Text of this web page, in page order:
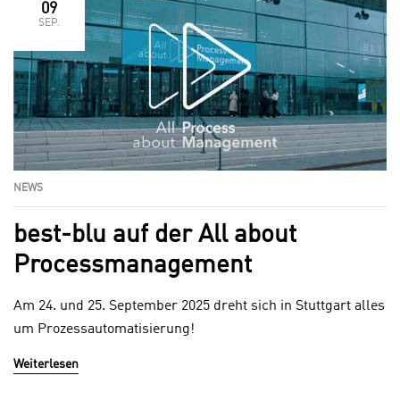
09
SEP.
NEWS
best-blu auf der All about
Processmanagement
Am 24. und 25. September 2025 dreht sich in Stuttgart alles
um Prozessautomatisierung!
Weiterlesen